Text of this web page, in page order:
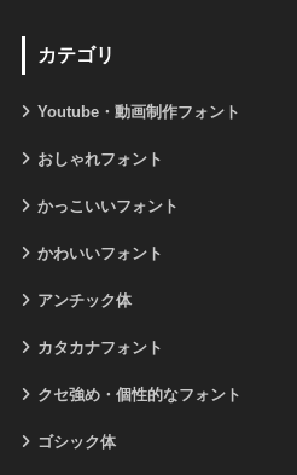
カテゴリ
Youtube・動画制作フォント
おしゃれフォント
かっこいいフォント
かわいいフォント
アンチック体
カタカナフォント
クセ強め・個性的なフォント
ゴシック体